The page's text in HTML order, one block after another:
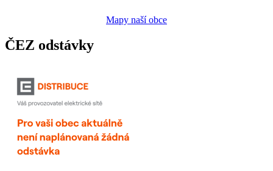
Mapy naší obce
ČEZ odstávky